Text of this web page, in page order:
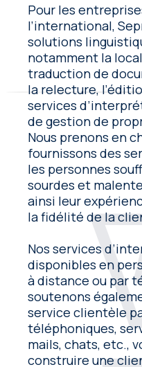
Pour les
l’international,
solutions
notamment la
traduction de
la relecture,
services
de gestion de
Nous prenons en
fournissons des
les personnes
sourdes et
ainsi leur
la fidélité de la
Nos services
disponibles en
à distance ou par
soutenons
service clientèle
téléphoniques,
mails, chats, etc.,
construire une